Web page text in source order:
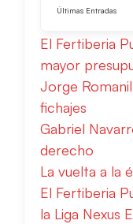
Últimas Entradas
El Fertiberia
mayor
Jorge
fichajes
Gabriel
derecho
La vuelta a la
El Fertiberia
la Liga Nexus